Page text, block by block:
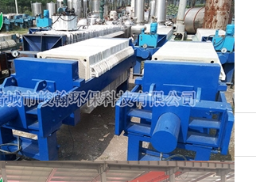
板框式压滤机